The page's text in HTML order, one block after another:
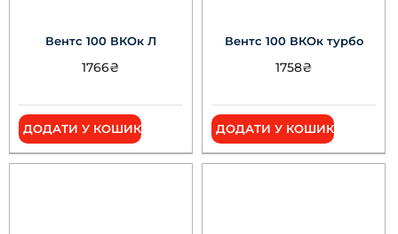
Вентс 100 ВКОк Л
1766₴
ДОДАТИ У КОШИК
Вентс 100 ВКОк турбо
1758₴
ДОДАТИ У КОШИК